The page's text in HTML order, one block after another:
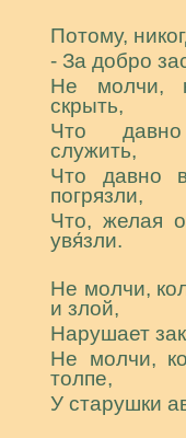
Потому,
- За добро
Не молчи,
скрыть,
Что
служить,
Что давно
погрязли,
Что, желая
увя́зли.
Не молчи,
и злой,
Нарушает
Не молчи,
толпе,
У старушки